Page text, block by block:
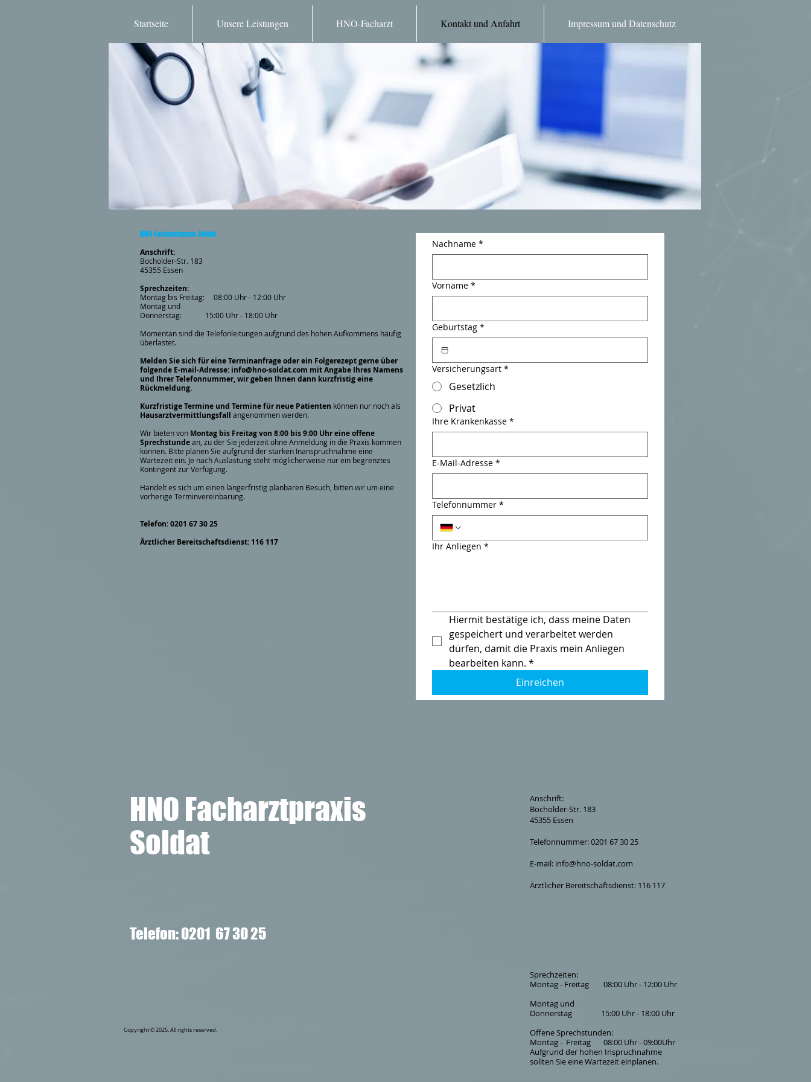
Startseite Unsere Leistungen HNO-Facharzt Kontakt und Anfahrt Impressum und Datenschutz
Startseite Kontakt und Anfahrt Impressum und Datenschutz
HNO Facharztpraxis Soldat
Anschrift:
Bocholder-Str. 183
45355 Essen
Sprechzeiten:
Montag bis Freitag: 08:00 Uhr - 12:00 Uhr
Montag und
Donnerstag: 15:00 Uhr - 18:00 Uhr
Momentan sind die Telefonleitungen aufgrund des hohen Aufkommens häufig
überlastet.
Melden Sie sich für eine Terminanfrage oder ein Folgerezept gerne über
folgende E-mail-Adresse: info@hno-soldat.com mit Angabe Ihres Namens
und Ihrer Telefonnummer, wir geben Ihnen dann kurzfristig eine
Rückmeldung.
Kurzfristige Termine und Termine für neue Patienten können nur noch als
Hausarztvermittlungsfall angenommen werden.
Wir bieten von Montag bis Freitag von 8:00 bis 9:00 Uhr eine offene
Sprechstundean, zu der Sie jederzeit ohne Anmeldung in die Praxis kommen
können. Bitte planen Sie aufgrund der starken Inanspruchnahme eine
Wartezeit ein. Je nach Auslastung steht möglicherweise nur ein begrenztes
Kontingent zur Verfügung.
Handelt es sich um einen längerfristig planbaren Besuch, bitten wir um eine
vorherige Terminvereinbarung.
Telefon:0201 67 30 25
Ärztlicher Bereitschaftsdienst: 116 117
Nachname *
Vorname *
Geburtstag *
Versicherungsart *
Gesetzlich
Privat
Ihre Krankenkasse *
E-Mail-Adresse *
Telefonnummer *
Ihr Anliegen *
Hiermit bestätige ich, dass meine Daten
gespeichert und verarbeitet werden
dürfen, damit die Praxis mein Anliegen
bearbeiten kann. *
Einreichen
HNO Facharztpraxis
Soldat
Anschrift:
Bocholder-Str. 183
45355 Essen
Telefonnummer: 0201 67 30 25
E-mail: info@hno-soldat.com
Ärztlicher Bereitschaftsdienst: 116 117
Telefon: 0201 67 30 25
Copyright © 2025. All rights reserved.
Sprechzeiten:
Montag - Freitag 08:00 Uhr - 12:00 Uhr
Montag und
Donnerstag 15:00 Uhr - 18:00 Uhr
Offene Sprechstunden:
Montag - Freitag 08:00 Uhr - 09:00Uhr
Aufgrund der hohen Inspruchnahme
sollten Sie eine Wartezeit einplanen.